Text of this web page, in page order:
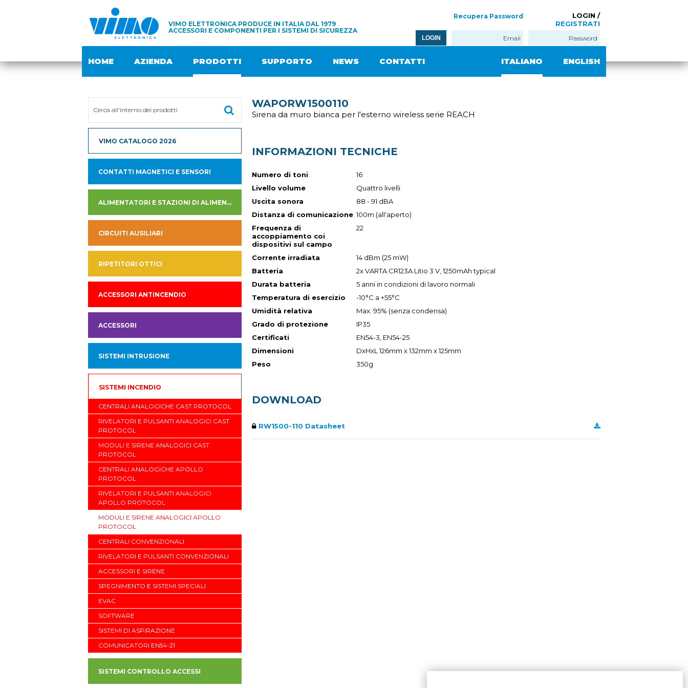
VIMO ELETTRONICA PRODUCE IN ITALIA DAL 1979
ACCESSORI E COMPONENTI PER I SISTEMI DI SICUREZZA
LOGIN /
REGISTRATI
Recupera Password
LOGIN
HOME AZIENDA PRODOTTI SUPPORTO NEWS CONTATTI ENGLISH
ITALIANO
VIMO CATALOGO 2026
CONTATTI MAGNETICI E SENSORI
ALIMENTATORI E STAZIONI DI ALIMENTAZIONE
CIRCUITI AUSILIARI
RIPETITORI OTTICI
ACCESSORI ANTINCENDIO
ACCESSORI
SISTEMI INTRUSIONE
SISTEMI INCENDIO
CENTRALI ANALOGICHE CAST PROTOCOL
RIVELATORI E PULSANTI ANALOGICI CAST
PROTOCOL
MODULI E SIRENE ANALOGICI CAST
PROTOCOL
CENTRALI ANALOGICHE APOLLO
PROTOCOL
RIVELATORI E PULSANTI ANALOGICI
APOLLO PROTOCOL
MODULI E SIRENE ANALOGICI APOLLO
PROTOCOL
CENTRALI CONVENZIONALI
RIVELATORI E PULSANTI CONVENZIONALI
ACCESSORI E SIRENE
SPEGNIMENTO E SISTEMI SPECIALI
EVAC
SOFTWARE
SISTEMI DI ASPIRAZIONE
COMUNICATORI EN54-21
SISTEMI CONTROLLO ACCESSI
WAPORW1500110
Sirena da muro bianca per l'esterno wireless serie REACH
INFORMAZIONI TECNICHE
Numero di toni
16
Livello volume
Quattro livelli
Uscita sonora
88 - 91 dBA
Distanza di comunicazione 100m (all'aperto)
Frequenza di
accoppiamento coi
dispositivi sul campo
22
Corrente irradiata
14 dBm (25 mW)
Batteria
2x VARTA CR123A Litio 3 V, 1250mAh typical
Durata batteria
5 anni in condizioni di lavoro normali
Temperatura di esercizio
-10°C a +55°C
Umidità relativa
Max: 95% (senza condensa)
Grado di protezione
IP35
Certificati
EN54-3, EN54-25
Dimensioni
DxHxL 126mm x 132mm x 125mm
Peso
350g
DOWNLOAD
RW1500-110 Datasheet